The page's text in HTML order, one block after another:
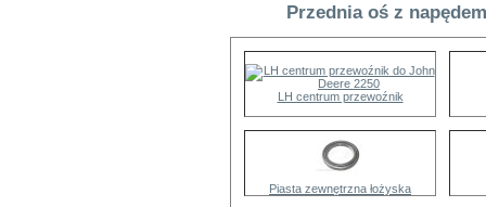
Przednia oś z
LH centrum przewoźnik
Piasta zewnętrzna łożyska